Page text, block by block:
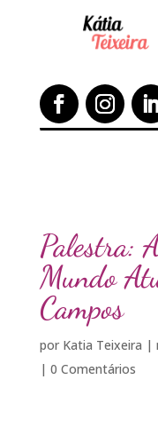
Palestra:
Mundo
Campos
por Katia Teixeira |
| 0 Comentários